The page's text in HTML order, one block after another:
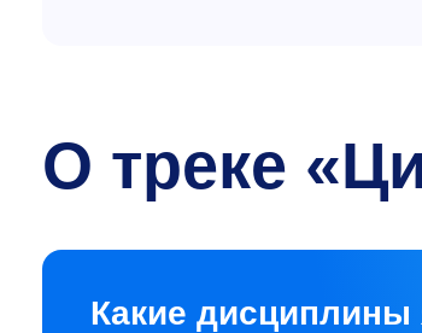
О треке
Какие дисциплины